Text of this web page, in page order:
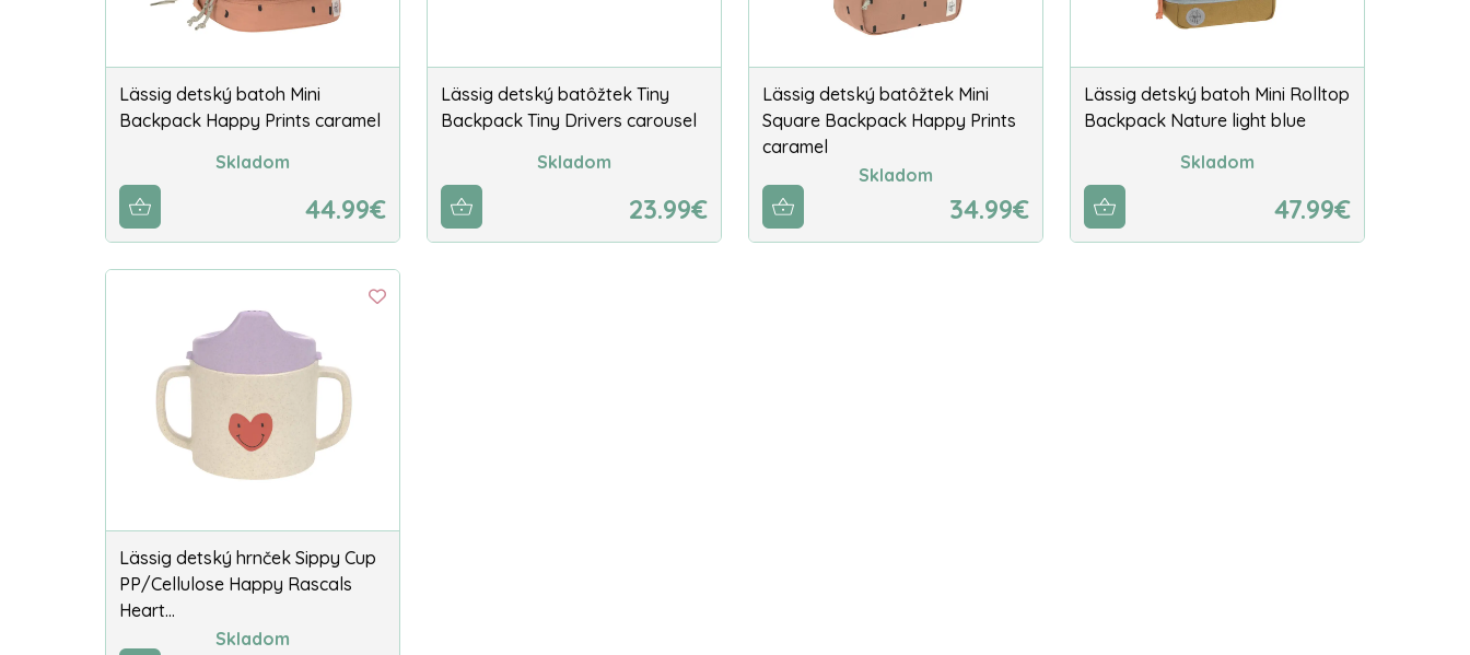
Lässig detský batoh Mini
Backpack Happy Prints caramel
Skladom
44.99€
Lässig detský batôžtek Tiny
Backpack Tiny Drivers carousel
Skladom
23.99€
Lässig detský batôžtek Mini
Square Backpack Happy Prints
caramel
Skladom
34.99€
Lässig detský batoh Mini Rolltop
Backpack Nature light blue
Skladom
47.99€
Lässig detský hrnček Sippy Cup
PP/Cellulose Happy Rascals
Heart…
Skladom